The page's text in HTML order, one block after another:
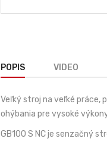
POPIS VIDEO
Veľký stroj na veľké práce,
ohýbania pre vysoké
GB100 S NC je senzačný